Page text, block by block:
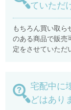
ていただ
もちろん買い取ら
のある商品で販売
定をさせていただ
宅配中に
どはあり